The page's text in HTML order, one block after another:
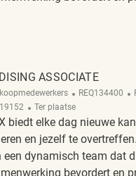
REQ143521
ASSOCIATE
ReqId
REQ134400
Afgelegen
Ter plaatse
biedt elke dag nieuwe
en jezelf te
een dynamisch team dat
bevordert en